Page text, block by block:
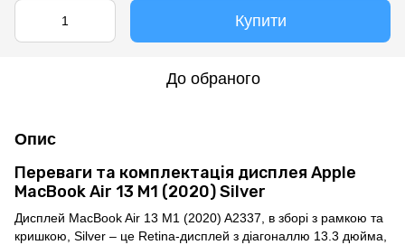
Купити
До обраного
Опис
Переваги та комплектація дисплея Apple
MacBook Air 13 M1 (2020) Silver
Дисплей MacBook Air 13 M1 (2020) A2337, в зборі з рамкою та
кришкою, Silver – це Retina-дисплей з діагоналлю 13.3 дюйма,